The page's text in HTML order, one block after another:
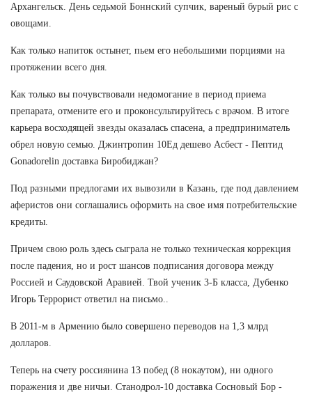
Архангельск. День седьмой Боннский супчик, вареный бурый рис с
овощами.
Как только напиток остынет, пьем его небольшими порциями на
протяжении всего дня.
Как только вы почувствовали недомогание в период приема
препарата, отмените его и проконсультируйтесь с врачом. В итоге
карьера восходящей звезды оказалась спасена, а предприниматель
обрел новую семью. Джинтропин 10Ед дешево Асбест - Пептид
Gonadorelin доставка Биробиджан?
Под разными предлогами их вывозили в Казань, где под давлением
аферистов они соглашались оформить на свое имя потребительские
кредиты.
Причем свою роль здесь сыграла не только техническая коррекция
после падения, но и рост шансов подписания договора между
Россией и Саудовской Аравией. Твой ученик 3-Б класса, Дубенко
Игорь Террорист ответил на письмо..
В 2011-м в Армению было совершено переводов на 1,3 млрд
долларов.
Теперь на счету россиянина 13 побед (8 нокаутом), ни одного
поражения и две ничьи. Станодрол-10 доставка Сосновый Бор -